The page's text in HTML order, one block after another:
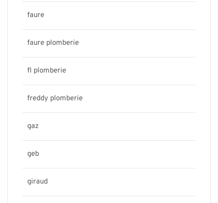
faure
faure plomberie
fl plomberie
freddy plomberie
gaz
geb
giraud